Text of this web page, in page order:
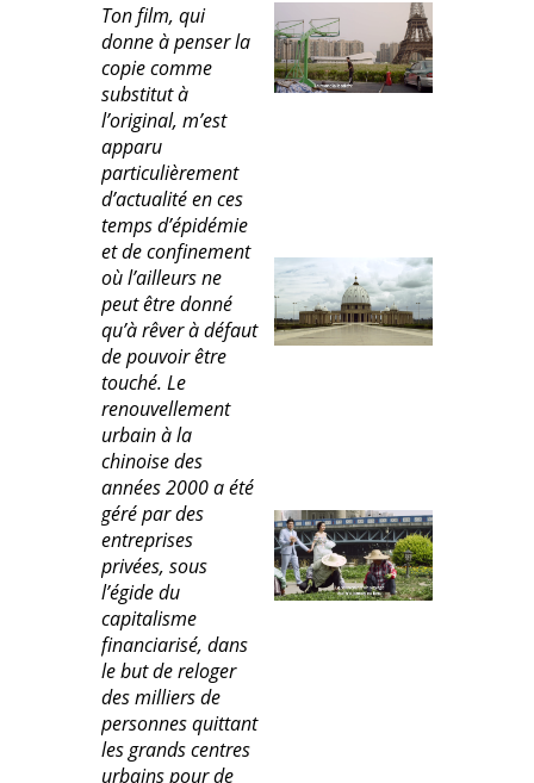
Ton film, qui
donne à penser la
copie comme
substitut à
l’original, m’est
apparu
particulièrement
d’actualité en ces
temps d’épidémie
et de confinement
où l’ailleurs ne
peut être donné
qu’à rêver à défaut
de pouvoir être
touché. Le
renouvellement
urbain à la
chinoise des
années 2000 a été
géré par des
entreprises
privées, sous
l’égide du
capitalisme
financiarisé, dans
le but de reloger
des milliers de
personnes quittant
les grands centres
urbains pour de